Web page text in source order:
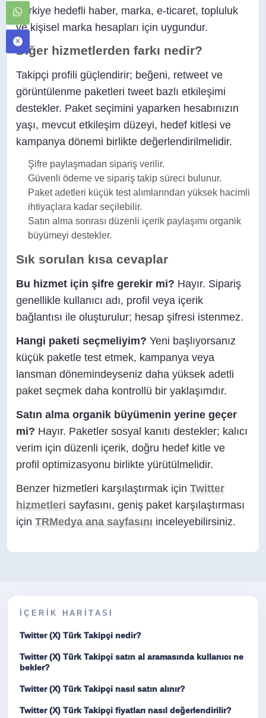
Türkiye hedefli haber, marka, e-ticaret, topluluk
ve kişisel marka hesapları için uygundur.
Diğer hizmetlerden farkı nedir?
Takipçi profili güçlendirir; beğeni, retweet ve
görüntülenme paketleri tweet bazlı etkileşimi
destekler. Paket seçimini yaparken hesabınızın
yaşı, mevcut etkileşim düzeyi, hedef kitlesi ve
kampanya dönemi birlikte değerlendirilmelidir.
Şifre paylaşmadan sipariş verilir.
Güvenli ödeme ve sipariş takip süreci bulunur.
Paket adetleri küçük test alımlarından yüksek hacimli
ihtiyaçlara kadar seçilebilir.
Satın alma sonrası düzenli içerik paylaşımı organik
büyümeyi destekler.
Sık sorulan kısa cevaplar
Bu hizmet için şifre gerekir mi? Hayır. Sipariş
genellikle kullanıcı adı, profil veya içerik
bağlantısı ile oluşturulur; hesap şifresi istenmez.
Hangi paketi seçmeliyim? Yeni başlıyorsanız
küçük paketle test etmek, kampanya veya
lansman dönemindeyseniz daha yüksek adetli
paket seçmek daha kontrollü bir yaklaşımdır.
Satın alma organik büyümenin yerine geçer
mi? Hayır. Paketler sosyal kanıtı destekler; kalıcı
verim için düzenli içerik, doğru hedef kitle ve
profil optimizasyonu birlikte yürütülmelidir.
Benzer hizmetleri karşılaştırmak için Twitter
hizmetleri sayfasını, geniş paket karşılaştırması
için TRMedya ana sayfasını inceleyebilirsiniz.
İÇERIK HARITASI
Twitter (X) Türk Takipçi nedir?
Twitter (X) Türk Takipçi satın al aramasında kullanıcı ne
bekler?
Twitter (X) Türk Takipçi nasıl satın alınır?
Twitter (X) Türk Takipçi fiyatları nasıl değerlendirilir?